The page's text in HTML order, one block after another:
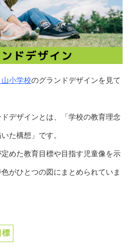
山小学校のグランドデザインを見て
デザインとは、「学校の教育理念
た構想」です。
めた教育目標や目指す児童像を示
がひとつの図にまとめられていま
標